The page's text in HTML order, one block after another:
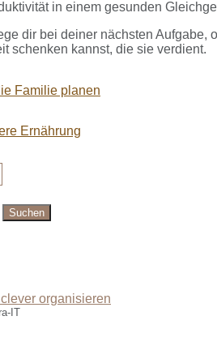
in einem gesunden
dir bei deiner nächsten Aufgabe,
schenken kannst, die sie verdient.
Familie planen
Ernährung
Suchen
organisieren
IT